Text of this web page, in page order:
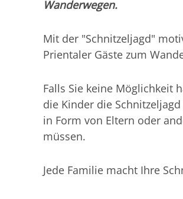
Wanderwegen.
Mit der "Schnitzeljagd"
Prientaler Gäste zum
Falls Sie keine Möglichkeit
die Kinder die
in Form von Eltern oder
müssen.
Jede Familie macht Ihre